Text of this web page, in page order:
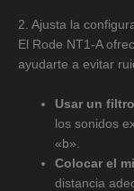
2. Ajusta la
El Rode NT1-A
ayudarte a evitar
Usar un
los sonidos
«b».
Colocar el
distancia